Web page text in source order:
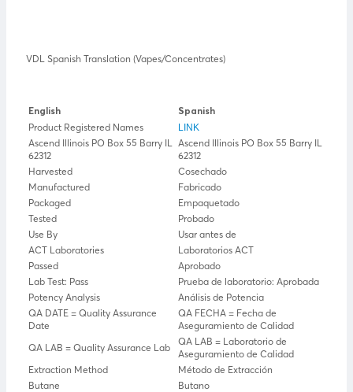
VDL Spanish Translation (Vapes/Concentrates)
English Spanish
Product Registered Names LINK
Ascend Illinois PO Box 55 Barry IL
62312
Ascend Illinois PO Box 55 Barry IL
62312
Harvested
Cosechado
Manufactured
Fabricado
Packaged
Empaquetado
Tested
Probado
Use By
Usar antes de
ACT Laboratories
Laboratorios ACT
Passed
Aprobado
Lab Test: Pass
Prueba de laboratorio: Aprobada
Potency Analysis
Análisis de Potencia
QA DATE = Quality Assurance
Date
QA FECHA = Fecha de
Aseguramiento de Calidad
QA LAB = Quality Assurance Lab
QA LAB = Laboratorio de
Aseguramiento de Calidad
Extraction Method
Método de Extracción
Butane
Butano